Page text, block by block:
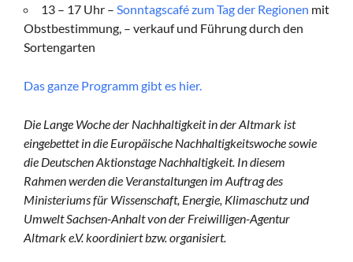
13 – 17 Uhr – Sonntagscafé zum Tag der Regionen mit
Obstbestimmung, – verkauf und Führung durch den
Sortengarten
Das ganze Programm gibt es hier.
Die Lange Woche der Nachhaltigkeit in der Altmark ist
eingebettet in die Europäische Nachhaltigkeitswoche sowie
die Deutschen Aktionstage Nachhaltigkeit. In diesem
Rahmen werden die Veranstaltungen im Auftrag des
Ministeriums für Wissenschaft, Energie, Klimaschutz und
Umwelt Sachsen-Anhalt von der Freiwilligen-Agentur
Altmark e.V. koordiniert bzw. organisiert.